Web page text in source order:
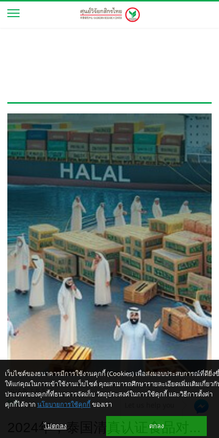
2024 年 7 月 5 日
贸易
2024年，泰国清真认证食品对...
เว็บไซต์ของธนาคารมีการใช้งานคุกกี้ (Cookies) เพื่อส่งมอบประสบการณ์ที่ดียิ่ง
ให้แก่คุณในการเข้าใช้งานเว็บไซต์ คุณสามารถศึกษารายละเอียดเพิ่มเติมเกี่ยวกั
ประเภทของคุกกี้ที่ธนาคารจัดเก็บ วัตถุประสงค์ในการใช้คุกกี้ และวิธีการตั้งค่า
คุกกี้ได้จาก นโยบายการใช้คุกกี้ ของเรา
ไม่ตกลง ตกลง